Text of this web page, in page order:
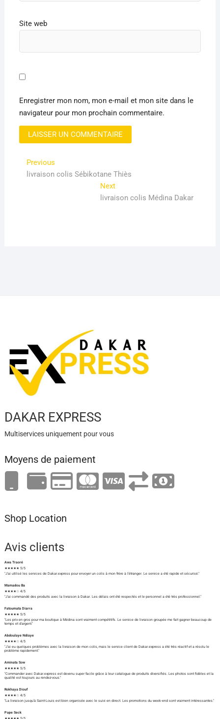
Site web
Enregistrer mon nom, mon e-mail et mon site dans le
navigateur pour mon prochain commentaire.
Navigation
de
PreviousPrevious
post:
livraison colis Sébikotane Thiès
NextNext
post:
livraison colis Médina Dakar
DAKAR EXPRESS
Multiservices uniquement pour vous
Moyens de paiement
Shop Location
Avis clients
Awa Traoré
★★★★★ 5/5
"J'ai utilisé les services de Dakar.express pour envoyer un colis à mon frère à l'étranger. Le service a été rapide et sécurisé."
Mamadou Ba
★★★★☆ 4/5
"J'ai commandé des produits avec la livraison à Dakar. Les délais ont été respectés et le personnel a été très professionnel."
Fatoumata Diarra
★★★★★ 5/5
"Les prix en gros pour ma boutique à Médina sont vraiment compétitifs. Le service de livraison groupée me fait gagner beaucoup de
temps et d'argent."
Abdoulaye Ndiaye
★★★★☆ 4/5
"J'ai eu quelques problèmes avec la livraison de mon colis, mais le service client de Dakar.express a été très réactif et a résolu le
problème rapidement."
Aminata Sow
★★★★★ 5/5
"Commander avec Dakar.express est devenu super facile grâce à leur catalogue de produits diversifiés. Les photos sont fidèles et la
qualité est toujours au rendez-vous."
Rokhaya Diouf
★★★★☆ 4/5
"La livraison jusqu'à Saint-Louis est bien organisée avec le suivi en direct. Les promotions du week-end sont vraiment intéressantes."
Pape Seck